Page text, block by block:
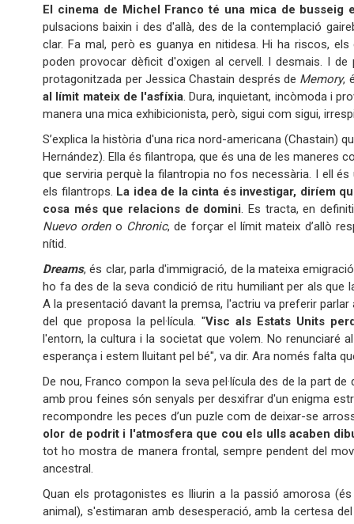
El cinema de Michel Franco té una mica de busseig
pulsacions baixin i des d'allà, des de la contemplació
clar. Fa mal, però es guanya en nitidesa. Hi ha riscos,
poden provocar dèficit d'oxigen al cervell. I desmais. I
protagonitzada per Jessica Chastain després de Memory,
al límit mateix de l'asfíxia. Dura, inquietant, incòmoda i
manera una mica exhibicionista, però, sigui com sigui,
S’explica la història d'una rica nord-americana (Chastain)
Hernández). Ella és filantropa, que és una de les maneres
que serviria perquè la filantropia no fos necessària. I ell
els filantrops. La idea de la cinta és investigar, diríem
cosa més que relacions de domini. Es tracta, en
Nuevo ordeno Chronic, de forçar el límit mateix d’allò
nítid.
Dreams, és clar, parla d'immigració, de la mateixa
ho fa des de la seva condició de ritu humiliant per als que
A la presentació davant la premsa, l'actriu va preferir
del que proposa la pel·lícula. "Visc als Estats Units
l'entorn, la cultura i la societat que volem. No renunciaré
esperança i estem lluitant pel bé", va dir. Ara només falta
De nou, Franco compon la seva pel·lícula des de la part
amb prou feines són senyals per desxifrar d'un enigma
recompondre les peces d’un puzle com de deixar-se
olor de podrit i l'atmosfera que cou els ulls acaben
tot ho mostra de manera frontal, sempre pendent del
ancestral.
Quan els protagonistes es lliurin a la passió amorosa
animal), s'estimaran amb desesperació, amb la certesa